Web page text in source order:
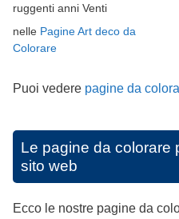
ruggenti anni Venti
nelle Pagine Art deco da
Colorare
Puoi vedere pagine da
Le pagine da colorare
sito web
Ecco le nostre pagine da